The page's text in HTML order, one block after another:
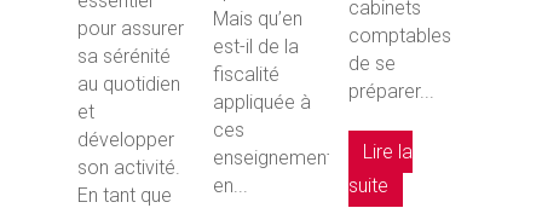
pour assurer
sa sérénité
au quotidien
et
développer
son activité.
En tant que
Mais qu’en
est-il de la
fiscalité
appliquée à
ces
enseignements,
en...
cabinets
comptables
de se
préparer...
Lire la
suite